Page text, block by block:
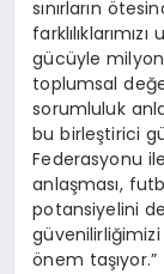
sınırların
gücüyle
toplumsal
sorumluluk
bu birleştirici
Federasyonu
anlaşması,
potansiyelini
önem taşıyor.”